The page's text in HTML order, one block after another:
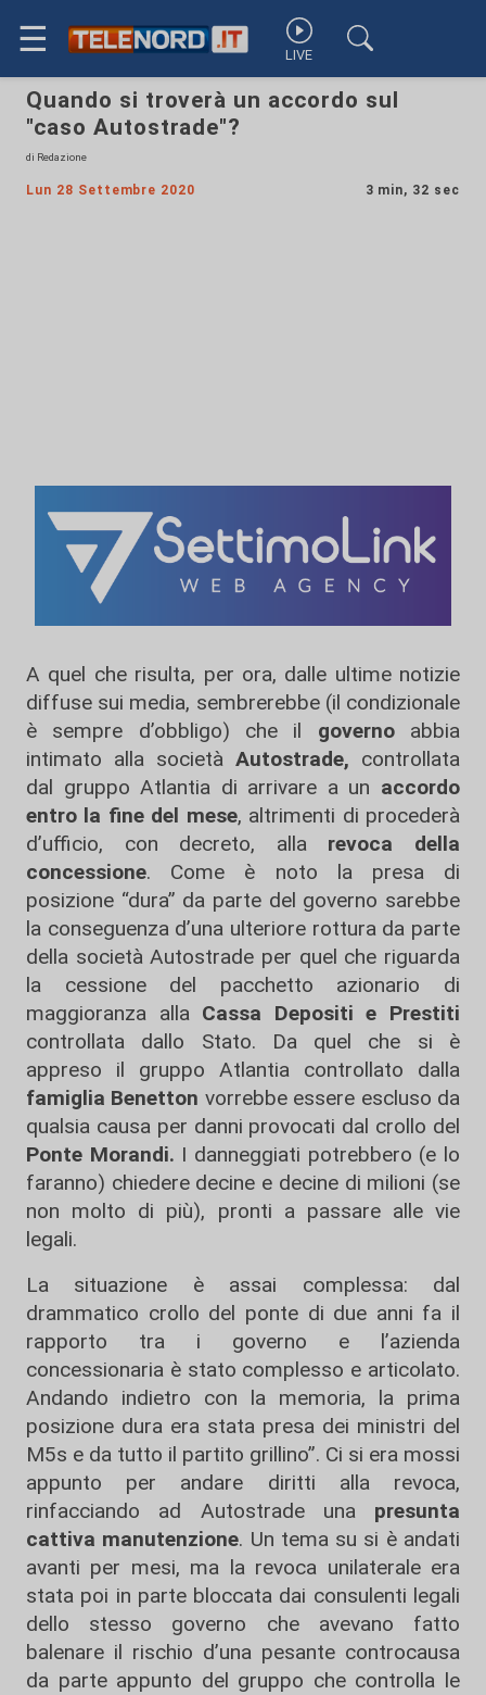
☰ LIVE
Quando si troverà un accordo sul
"caso Autostrade"?
di Redazione
Lun 28 Settembre 2020 3 min, 32 sec
A quel che risulta, per ora, dalle ultime notizie
diffuse sui media, sembrerebbe (il condizionale
è sempre d’obbligo) che il governoabbia
intimato alla società Autostrade, controllata
dal gruppo Atlantia di arrivare a un accordo
entro la fine del mese, altrimenti di procederà
d’ufficio, con decreto, alla revoca della
concessione. Come è noto la presa di
posizione “dura” da parte del governo sarebbe
la conseguenza d’una ulteriore rottura da parte
della società Autostrade per quel che riguarda
la cessione del pacchetto azionario di
maggioranza allaCassa Depositi e Prestiti
controllata dallo Stato. Da quel che si è
appreso il gruppo Atlantia controllato dalla
famiglia Benetton vorrebbe essere escluso da
qualsia causa per danni provocati dal crollo del
Ponte Morandi. I danneggiati potrebbero (e lo
faranno) chiedere decine e decine di milioni (se
non molto di più), pronti a passare alle vie
legali.
La situazione è assai complessa: dal
drammatico crollo del ponte di due anni fa il
rapporto tra i governo e l’azienda
concessionaria è stato complesso e articolato.
Andando indietro con la memoria, la prima
posizione dura era stata presa dei ministri del
M5s e da tutto il partito grillino”. Ci si era mossi
appunto per andare diritti alla revoca,
rinfacciando ad Autostrade una presunta
cattiva manutenzione. Un tema su si è andati
avanti per mesi, ma la revoca unilaterale era
stata poi in parte bloccata dai consulenti legali
dello stesso governo che avevano fatto
balenare il rischio d’una pesante controcausa
da parte appunto del gruppo che controlla le